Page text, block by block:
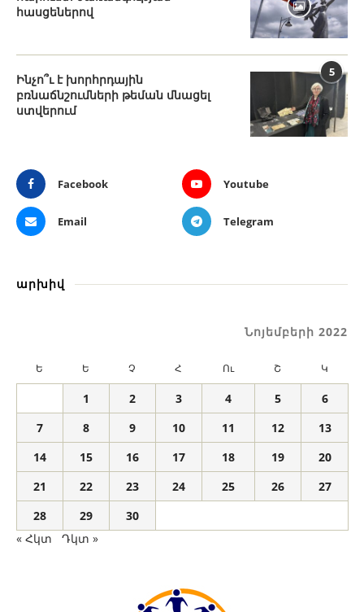
հասցեներով
5
Ինչո՞ւ է խորհրդային
բռնաճնշումների թեման մնացել
ստվերում
Facebook Youtube
Email Telegram
արխիվ
Նոյեմբերի 2022
Ե Ե Չ Հ Ու Շ Կ
1 2 3 4 5
6
7
8 9 10 11 12
13
14
15 16 17 18 19
20
21
22 23 24 25 26
27
28
29
30
« Հկտ
Դկտ »